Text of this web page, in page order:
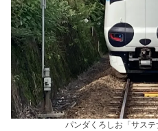
パンダくろしお「サステ